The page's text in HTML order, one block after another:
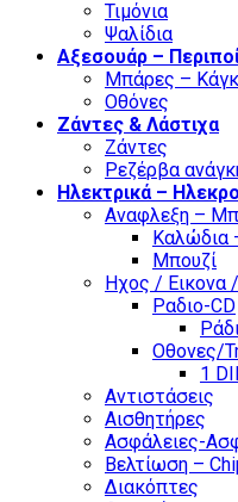
Τιμόνια
Ψαλίδια
Αξεσουάρ –
Μπάρες –
Οθόνες
Ζάντες & Λάστιχα
Ζάντες
Ρεζέρβα
Ηλεκτρικά –
Αναφλεξη –
Καλώδια
Μπουζί
Ηχος / Εικονα
Ραδιο-CD
Οθονες/
1
Αντιστάσεις
Αισθητήρες
Ασφάλειες-
Βελτίωση –
Διακόπτες